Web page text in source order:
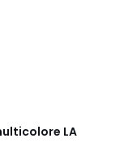
LA